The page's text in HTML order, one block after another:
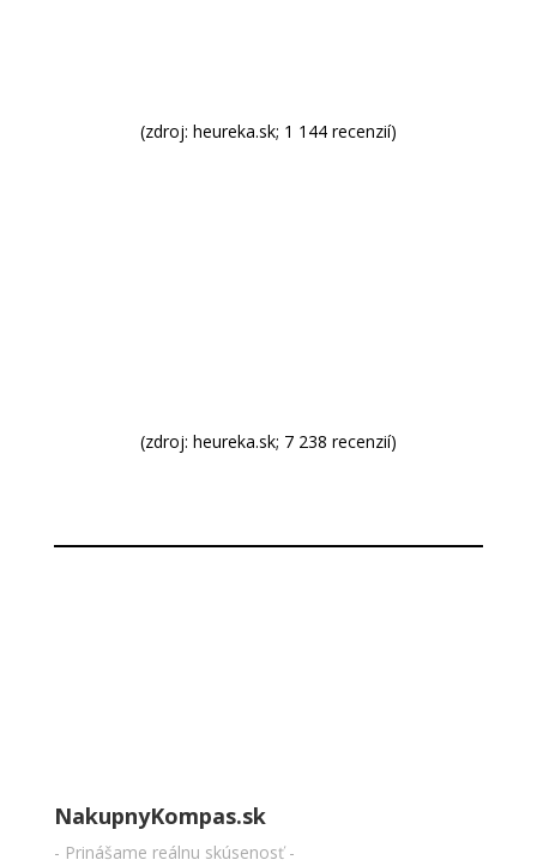
(zdroj: heureka.sk; 1 144 recenzií)
(zdroj: heureka.sk; 7 238 recenzií)
NakupnyKompas.sk
- Prinášame reálnu skúsenosť -